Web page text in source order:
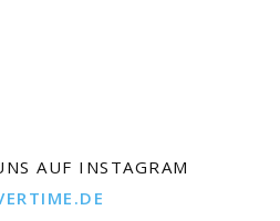
AUF INSTAGRAM